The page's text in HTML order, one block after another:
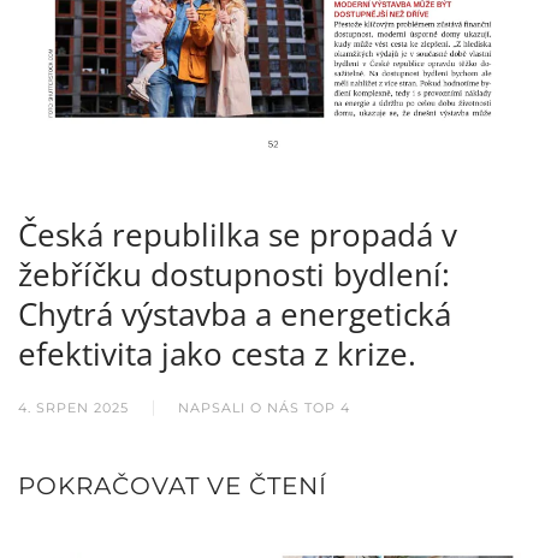
Česká republilka se propadá v
žebříčku dostupnosti bydlení:
Chytrá výstavba a energetická
efektivita jako cesta z krize.
4. SRPEN 2025 NAPSALI O NÁS TOP 4
POKRAČOVAT VE ČTENÍ